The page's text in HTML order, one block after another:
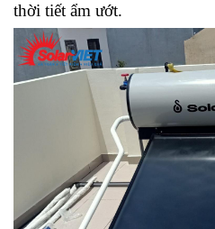
thời tiết ẩm ướt.